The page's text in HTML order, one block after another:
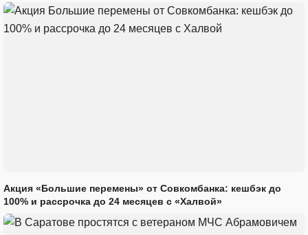
Акция «Большие перемены» от Совкомбанка: кешбэк до
100% и рассрочка до 24 месяцев с «Халвой»